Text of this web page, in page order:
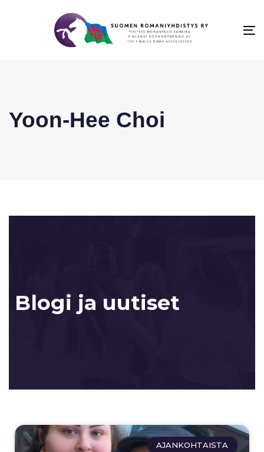
Yoon-Hee Choi
Blogi ja uutiset
AJANKOHTAISTA